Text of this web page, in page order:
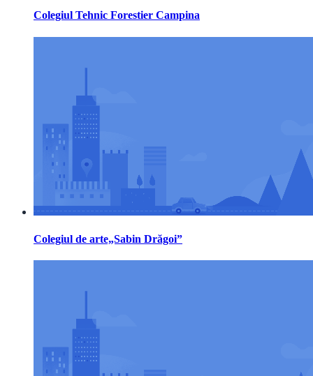
Colegiul Tehnic Forestier Campina
Colegiul de arte„Sabin Drăgoi”